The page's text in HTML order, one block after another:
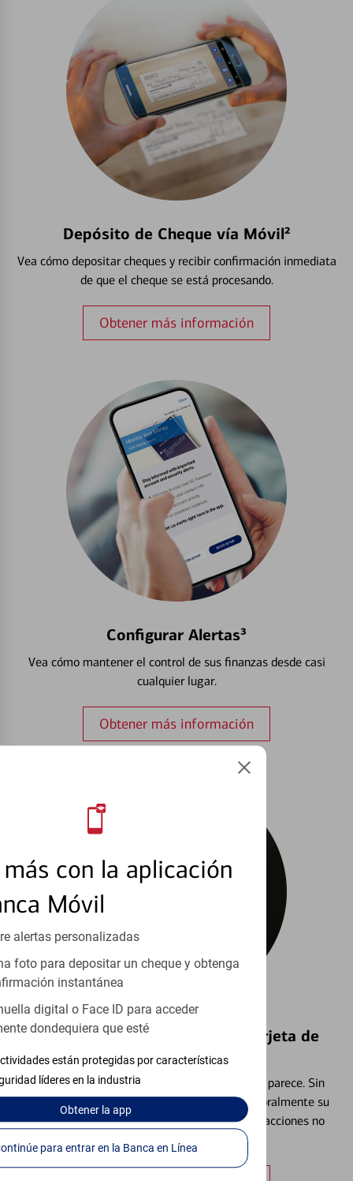
con la aplicación
Móvil
alertas personalizadas
foto para depositar un cheque y obtenga
instantánea
digital o Face ID para acceder
dondequiera que esté
están protegidas por características
líderes en la industria
Obtenerla app
Continúe para entrar en la Banca en Línea
Depósito de Cheque vía Móvil²
Vea cómo depositar cheques y recibir confirmación inmediata
de que el cheque se está procesando.
Obtener más información
Configurar Alertas³
Vea cómo mantener el control de sus finanzas desde casi
cualquier lugar.
Obtener más información
Bloquear y Desbloquear una Tarjeta de
Débito⁴
Extraviar una tarjeta es más común de lo que parece. Sin
embargo, puede bloquear y desbloquear temporalmente su
tarjeta de débito para ayudar a prevenir transacciones no
autorizadas.